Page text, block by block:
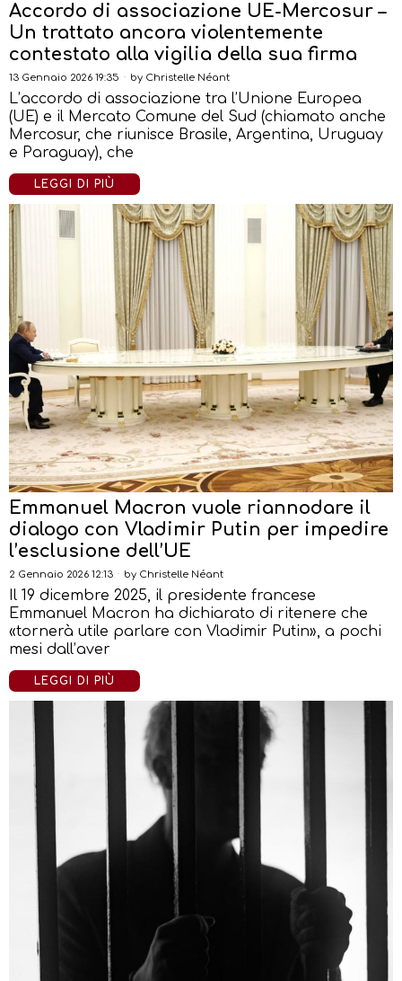
Accordo di associazione UE-Mercosur –
Un trattato ancora violentemente
contestato alla vigilia della sua firma
13 Gennaio 2026 19:35 by Christelle Néant
L’accordo di associazione tra l’Unione Europea
(UE) e il Mercato Comune del Sud (chiamato anche
Mercosur, che riunisce Brasile, Argentina, Uruguay
e Paraguay), che
LEGGI DI PIÙ
Emmanuel Macron vuole riannodare il
dialogo con Vladimir Putin per impedire
l’esclusione dell’UE
2 Gennaio 2026 12:13 by Christelle Néant
Il 19 dicembre 2025, il presidente francese
Emmanuel Macron ha dichiarato di ritenere che
«tornerà utile parlare con Vladimir Putin», a pochi
mesi dall’aver
LEGGI DI PIÙ